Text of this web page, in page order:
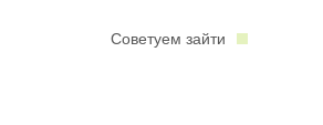
Советуем зайти